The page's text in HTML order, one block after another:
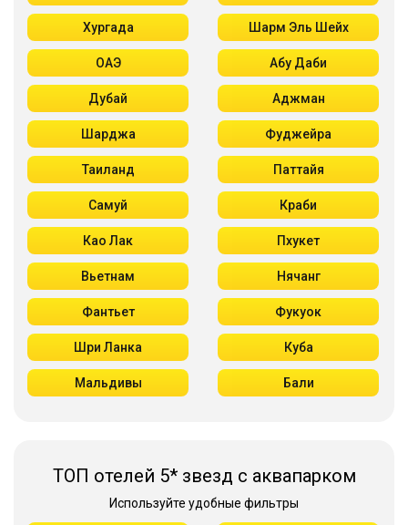
Хургада Шарм Эль Шейх
ОАЭ Абу Даби
Дубай Аджман
Шарджа Фуджейра
Таиланд Паттайя
Самуй Краби
Као Лак Пхукет
Вьетнам Нячанг
Фантьет Фукуок
Шри Ланка Куба
Мальдивы Бали
ТОП отелей 5* звезд с аквапарком
Используйте удобные фильтры